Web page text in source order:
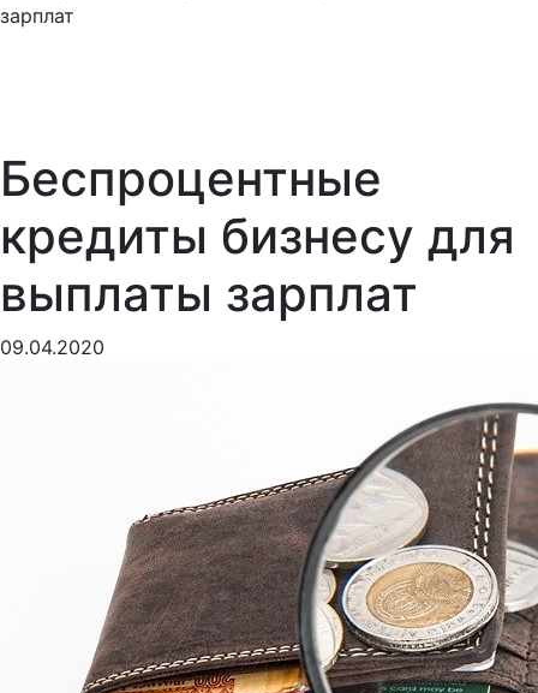
зарплат
Беспроцентные
кредиты бизнесу для
выплаты зарплат
09.04.2020